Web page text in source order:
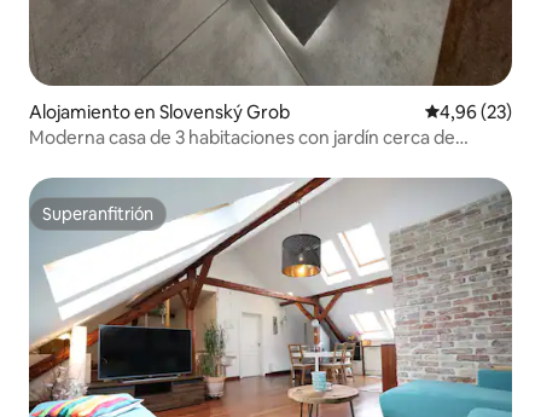
Alojamiento en Slovenský Grob Calificación
4,96 (23)
Moderna casa de 3 habitaciones con jardín cerca de
Superanfitrión
Superanfitrión